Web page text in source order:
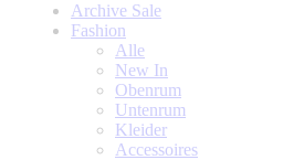
Archive Sale
Fashion
Alle
New In
Obenrum
Untenrum
Kleider
Accessoires